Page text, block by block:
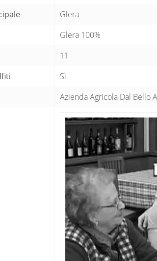
Glera
Glera 100%
11
Sì
Azienda Agricola Dal Bello